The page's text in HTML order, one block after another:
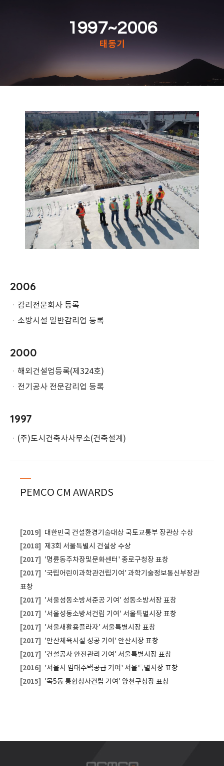
1997~2006
태동기
2006
ㆍ 감리전문회사 등록
ㆍ 소방시설 일반감리업 등록
2000
ㆍ 해외건설업등록(제324호)
ㆍ 전기공사 전문감리업 등록
1997
ㆍ (주)도시건축사사무소(건축설계)
─
PEMCO CM AWARDS
[2019] 대한민국 건설환경기술대상 국토교통부 장관상 수상
[2018] 제3회 서울특별시 건설상 수상
[2017] '명륜동주차장및문화센터' 종로구청장 표창
[2017]
'국립어린이과학관건립기여' 과학기술정보통신부장관
표창
[2017] '서울성동소방서준공 기여' 성동소방서장 표창
[2017] '서울성동소방서건립 기여' 서울특별시장 표창
[2017] '서울새활용플라자' 서울특별시장 표창
[2017] '안산체육시설 성공 기여' 안산시장 표창
[2017] '건설공사 안전관리 기여' 서울특별시장 표창
[2016] '서울시 임대주택공급 기여' 서울특별시장 표창
[2015] '목5동 통합청사건립 기여' 양천구청장 표창